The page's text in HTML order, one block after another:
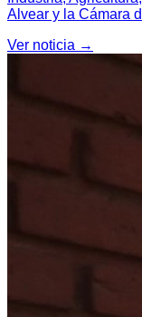
Alvear y la Cámara
Ver noticia →